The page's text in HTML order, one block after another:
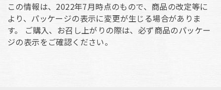
この情報は、2022年7月時点のもので、商品の改定等に
より、パッケージの表示に変更が生じる場合がありま
す。 ご購入、お召し上がりの際は、必ず商品のパッケー
ジの表示をご確認ください。